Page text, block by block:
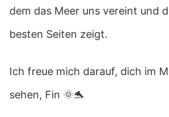
dem das Meer uns vereint und
besten Seiten zeigt.
Ich freue mich darauf, dich im
sehen, Fin 🌞🐬